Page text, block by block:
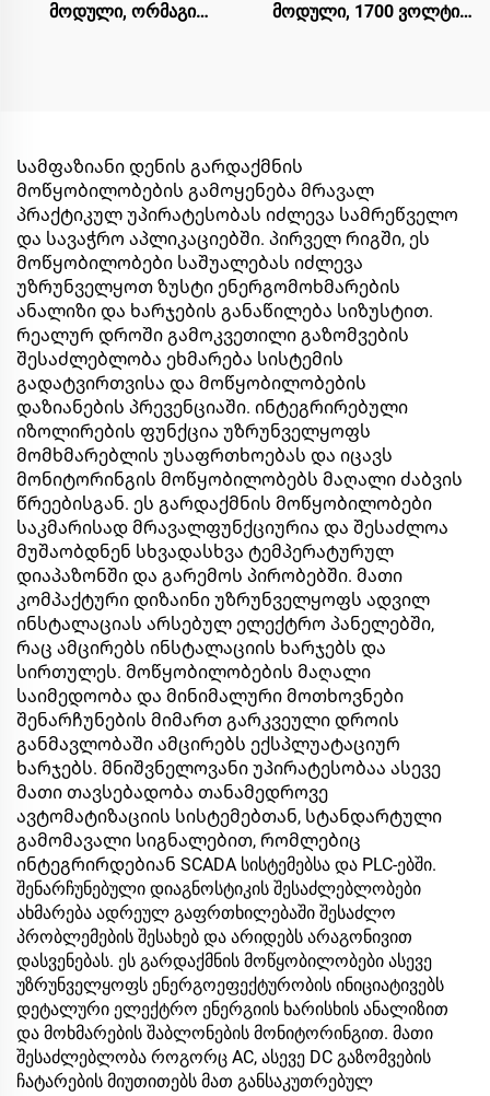
მოდული, ორმაგი
მოდული, 1700 ვოლტი,
Სამფაზიანი დენის გარდაქმნის
მოწყობილობების გამოყენება მრავალ
პრაქტიკულ უპირატესობას იძლევა სამრეწველო
და სავაჭრო აპლიკაციებში. პირველ რიგში, ეს
მოწყობილობები საშუალებას იძლევა
უზრუნველყოთ ზუსტი ენერგომოხმარების
ანალიზი და ხარჯების განაწილება სიზუსტით.
რეალურ დროში გამოკვეთილი გაზომვების
შესაძლებლობა ეხმარება სისტემის
გადატვირთვისა და მოწყობილობების
დაზიანების პრევენციაში. ინტეგრირებული
იზოლირების ფუნქცია უზრუნველყოფს
მომხმარებლის უსაფრთხოებას და იცავს
მონიტორინგის მოწყობილობებს მაღალი ძაბვის
წრეებისგან. ეს გარდაქმნის მოწყობილობები
საკმარისად მრავალფუნქციურია და შესაძლოა
მუშაობდნენ სხვადასხვა ტემპერატურულ
დიაპაზონში და გარემოს პირობებში. მათი
კომპაქტური დიზაინი უზრუნველყოფს ადვილ
ინსტალაციას არსებულ ელექტრო პანელებში,
რაც ამცირებს ინსტალაციის ხარჯებს და
სირთულეს. მოწყობილობების მაღალი
საიმედოობა და მინიმალური მოთხოვნები
შენარჩუნების მიმართ გარკვეული დროის
განმავლობაში ამცირებს ექსპლუატაციურ
ხარჯებს. მნიშვნელოვანი უპირატესობაა ასევე
მათი თავსებადობა თანამედროვე
ავტომატიზაციის სისტემებთან, სტანდარტული
გამომავალი სიგნალებით, რომლებიც
ინტეგრირდებიან SCADA სისტემებსა და PLC-ებში.
შენარჩუნებული დიაგნოსტიკის შესაძლებლობები
ახმარება ადრეულ გაფრთხილებაში შესაძლო
პრობლემების შესახებ და არიდებს არაგონივით
დასვენებას. ეს გარდაქმნის მოწყობილობები ასევე
უზრუნველყოფს ენერგოეფექტურობის ინიციატივებს
დეტალური ელექტრო ენერგიის ხარისხის ანალიზით
და მოხმარების შაბლონების მონიტორინგით. მათი
შესაძლებლობა როგორც AC, ასევე DC გაზომვების
ჩატარების მიუთითებს მათ განსაკუთრებულ